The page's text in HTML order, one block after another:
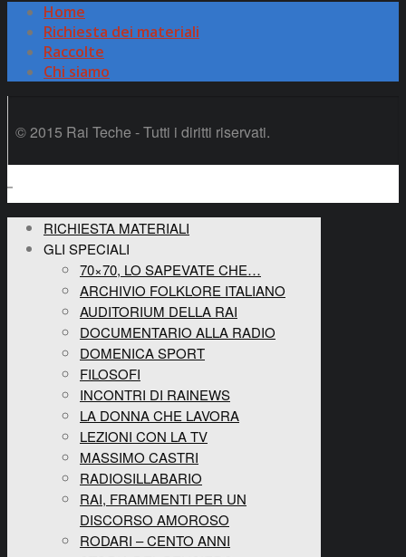
Home
Richiesta dei materiali
Raccolte
Chi siamo
© 2015 Rai Teche - Tutti i diritti riservati.
RICHIESTA MATERIALI
GLI SPECIALI
70×70, LO SAPEVATE CHE…
ARCHIVIO FOLKLORE ITALIANO
AUDITORIUM DELLA RAI
DOCUMENTARIO ALLA RADIO
DOMENICA SPORT
FILOSOFI
INCONTRI DI RAINEWS
LA DONNA CHE LAVORA
LEZIONI CON LA TV
MASSIMO CASTRI
RADIOSILLABARIO
RAI, FRAMMENTI PER UN
DISCORSO AMOROSO
RODARI – CENTO ANNI